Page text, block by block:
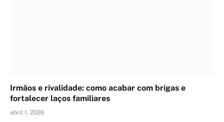
Irmãos e rivalidade: como acabar com brigas e
fortalecer laços familiares
abril 1, 2026